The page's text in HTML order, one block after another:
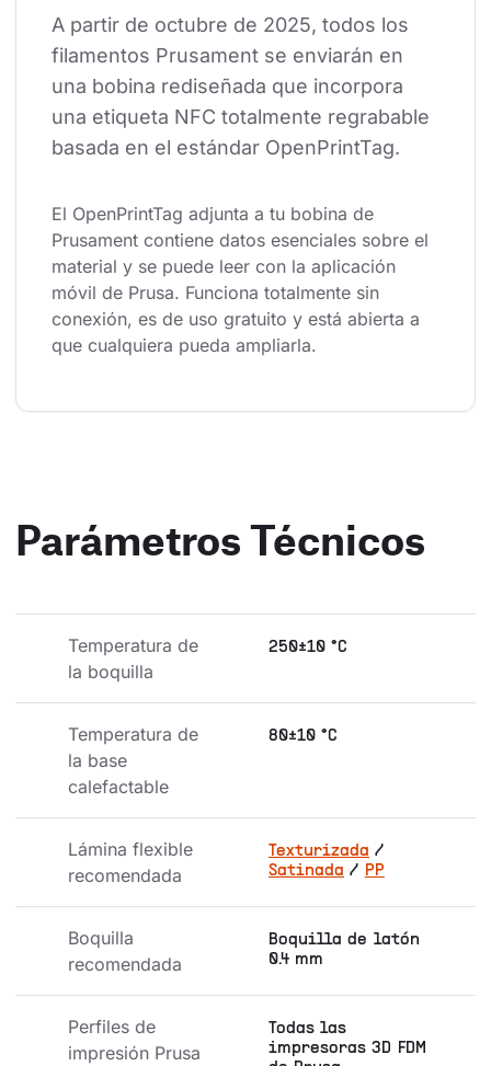
A partir de octubre de 2025, todos los
filamentos Prusament se enviarán en
una bobina rediseñada que incorpora
una etiqueta NFC totalmente regrabable
basada en el estándar OpenPrintTag.
El OpenPrintTag adjunta a tu bobina de
Prusament contiene datos esenciales sobre el
material y se puede leer con la aplicación
móvil de Prusa. Funciona totalmente sin
conexión, es de uso gratuito y está abierta a
que cualquiera pueda ampliarla.
Parámetros Técnicos
Temperatura de
la boquilla
250±10 °C
Temperatura de
la base
calefactable
80±10 °C
Lámina flexible
recomendada
Texturizada /
Satinada / PP
Boquilla
recomendada
Boquilla de latón
0.4 mm
Perfiles de
impresión Prusa
Todas las
impresoras 3D FDM